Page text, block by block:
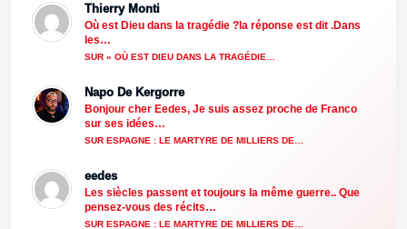
Thierry Monti
Où est Dieu dans la tragédie ?la réponse est dit .Dans
les…
SUR « OÙ EST DIEU DANS LA TRAGÉDIE…
Napo De Kergorre
Bonjour cher Eedes, Je suis assez proche de Franco
sur ses idées…
SUR ESPAGNE : LE MARTYRE DE MILLIERS DE…
eedes
Les siècles passent et toujours la même guerre.. Que
pensez-vous des récits…
SUR ESPAGNE : LE MARTYRE DE MILLIERS DE…